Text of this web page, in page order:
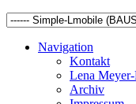
Navigation
Kontakt
Lena
Archiv